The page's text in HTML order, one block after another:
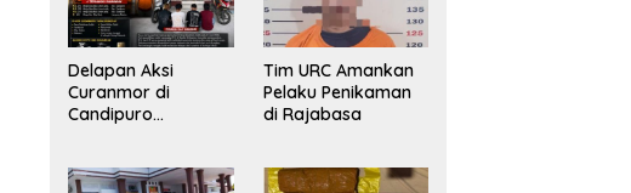
Delapan Aksi
Curanmor di
Candipuro
Tim URC Amankan
Pelaku Penikaman
di Rajabasa